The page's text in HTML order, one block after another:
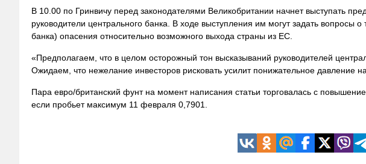
В 10.00 по Гринвичу перед законодателями Великобритании начнет выступать
руководители центрального банка. В ходе выступления им могут задать вопросы
банка) опасения относительно возможного выхода страны из ЕС.
«Предполагаем, что в целом осторожный тон высказываний руководителей
Ожидаем, что нежелание инвесторов рисковать усилит понижательное давление
Пара евро/британский фунт на момент написания статьи торговалась с
если пробьет максимум 11 февраля 0,7901.